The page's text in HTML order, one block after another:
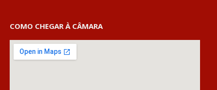
COMO CHEGAR À CÂMARA